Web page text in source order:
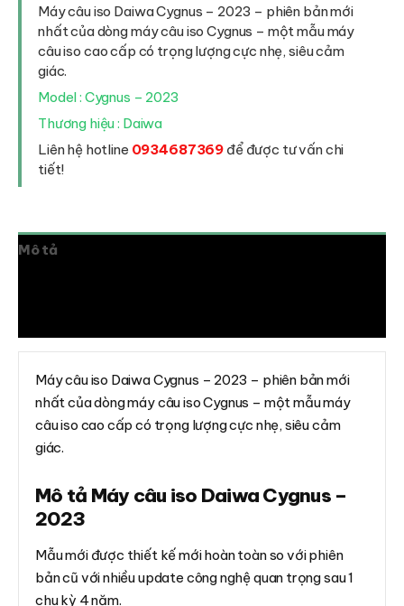
Cygnus
2023
lượng
Máy câu iso Daiwa Cygnus – 2023 – phiên bản mới
nhất của dòng máy câu iso Cygnus – một mẫu máy
câu iso cao cấp có trọng lượng cực nhẹ, siêu cảm
giác.
Model : Cygnus – 2023
Thương hiệu : Daiwa
Liên hệ hotline 0934687369 để được tư vấn chi
tiết!
Mô tả
Máy câu iso Daiwa Cygnus – 2023 – phiên bản mới
nhất của dòng máy câu iso Cygnus – một mẫu máy
câu iso cao cấp có trọng lượng cực nhẹ, siêu cảm
giác.
Mô tả Máy câu iso Daiwa Cygnus –
2023
Mẫu mới được thiết kế mới hoàn toàn so với phiên
bản cũ với nhiều update công nghệ quan trọng sau 1
chu kỳ 4 năm.